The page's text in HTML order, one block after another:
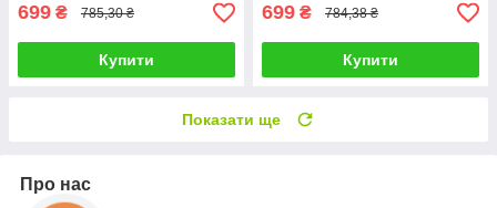
699 ₴ 785,30 ₴
Купити
699 ₴ 784,38 ₴
Купити
Показати ще
Про нас